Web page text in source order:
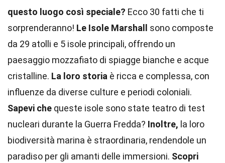
questo luogo così speciale? Ecco 30 fatti che ti
sorprenderanno! Le Isole Marshall
sono composte
da 29 atolli e 5 isole principali, offrendo un
paesaggio mozzafiato di spiagge bianche e acque
cristalline. La loro storia è ricca e complessa, con
influenze da diverse culture e periodi coloniali.
Sapevi che queste isole sono state teatro di test
nucleari durante la Guerra Fredda? Inoltre, la loro
biodiversità marina è straordinaria, rendendole un
paradiso per gli amanti delle immersioni. Scopri